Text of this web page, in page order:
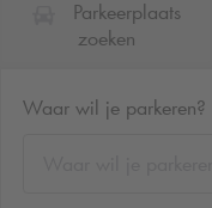
Parkeerplaats
zoeken
Waar wil je parkeren?